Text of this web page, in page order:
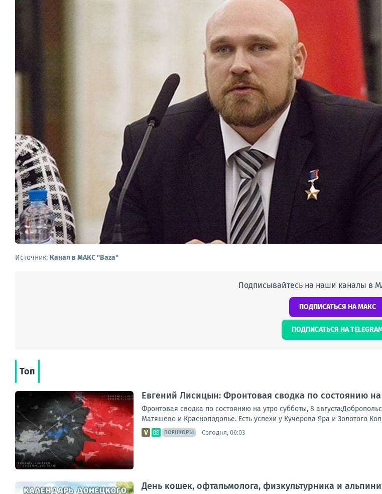
Источник: Канал в МАКС "Baza"
Подписывайтесь на наши каналы в
ПОДПИСАТЬСЯ НА МАКС
ПОДПИСАТЬСЯ НА
Топ
Евгений Лисицын: Фронтовая сводка по состоянию на
Фронтовая сводка по состоянию на утро субботы, 8
Матяшево и Красноподолье. Есть успехи у Кучерова Яра и Золотого
ВОЕНКОРЫ Сегодня, 06:03
День кошек, офтальмолога, физкультурника и